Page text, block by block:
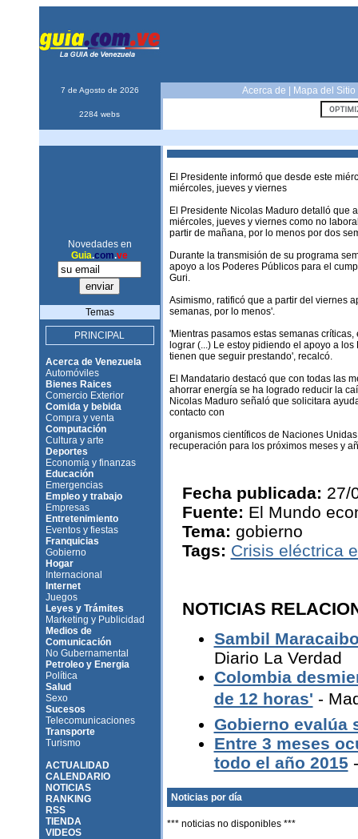
7 de Agosto de 2026 Acerca de Mapa del Sitio
2284 webs
Novedades en
Guia.com.ve
Temas
PRINCIPAL
Acerca de Venezuela
Automóviles
Bienes Raices
Comercio Exterior
Comida y bebida
Compra y venta
Computación
Cultura y arte
Deportes
Economía y finanzas
Educación
Emergencias
Empleo y trabajo
Empresas
Entretenimiento
Eventos y fiestas
Franquicias
Gobierno
Hogar
Internacional
Internet
Juegos
Leyes y Trámites
Marketing y Publicidad
Medios de
Comunicación
No Gubernamental
Petroleo y Energia
Política
Salud
Sexo
Sucesos
Telecomunicaciones
Transporte
Turismo
ACTUALIDAD
CALENDARIO
NOTICIAS
RANKING
RSS
TIENDA
VIDEOS
El Presidente informó que desde este
miércoles, jueves y viernes
El Presidente Nicolas Maduro detalló que
miércoles, jueves y viernes como no
partir de mañana, por lo menos por dos
Durante la transmisión de su programa
apoyo a los Poderes Públicos para el
Guri.
Asimismo, ratificó que a partir del viernes
semanas, por lo menos'.
'Mientras pasamos estas semanas
lograr (...) Le estoy pidiendo el apoyo a
tienen que seguir prestando', recalcó.
El Mandatario destacó que con todas las
ahorrar energía se ha logrado reducir la
Nicolas Maduro señaló que solicitara
contacto con
organismos científicos de Naciones
recuperación para los próximos meses y
Fecha publicada: 27/
Fuente: El Mundo
Tema: gobierno
Tags: Crisis eléctrica
NOTICIAS
Sambil
Diario La Verdad
Colombia
de 12 horas' -
Gobierno evalúa
Entre 3 meses
todo el año 2015
Noticias por día
*** noticias no disponibles ***